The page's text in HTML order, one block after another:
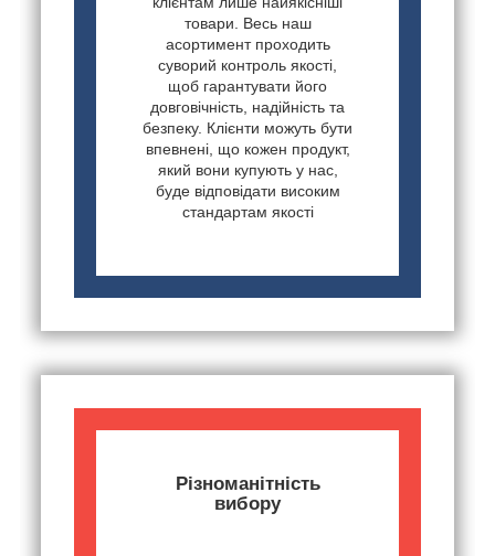
товари. Весь наш
асортимент проходить
суворий контроль якості,
щоб гарантувати його
довговічність, надійність та
безпеку. Клієнти можуть бути
впевнені, що кожен продукт,
який вони купують у нас,
буде відповідати високим
стандартам якості
Різноманітність
вибору